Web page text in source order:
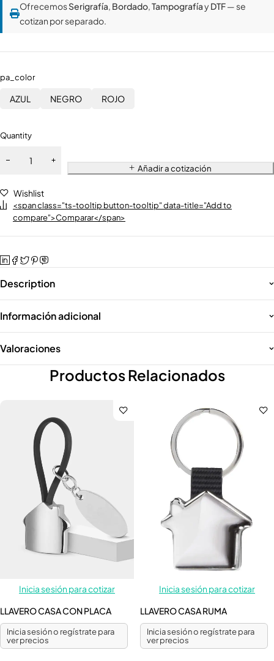
OfrecemosSerigrafía, Bordado,TampografíayDTF— se
cotizan por separado.
pa_color
AZUL NEGRO ROJO
Quantity
Añadir a cotización
Wishlist
<span class="ts-tooltip button-tooltip" data-title="Add to
compare">Comparar</span>
Description
Información adicional
Valoraciones
Productos Relacionados
Inicia sesión para cotizar
LLAVERO CASA CON PLACA
Inicia sesión o regístrate para
ver precios
Inicia sesión para cotizar
LLAVERO CASA RUMA
Inicia sesión o regístrate para
ver precios